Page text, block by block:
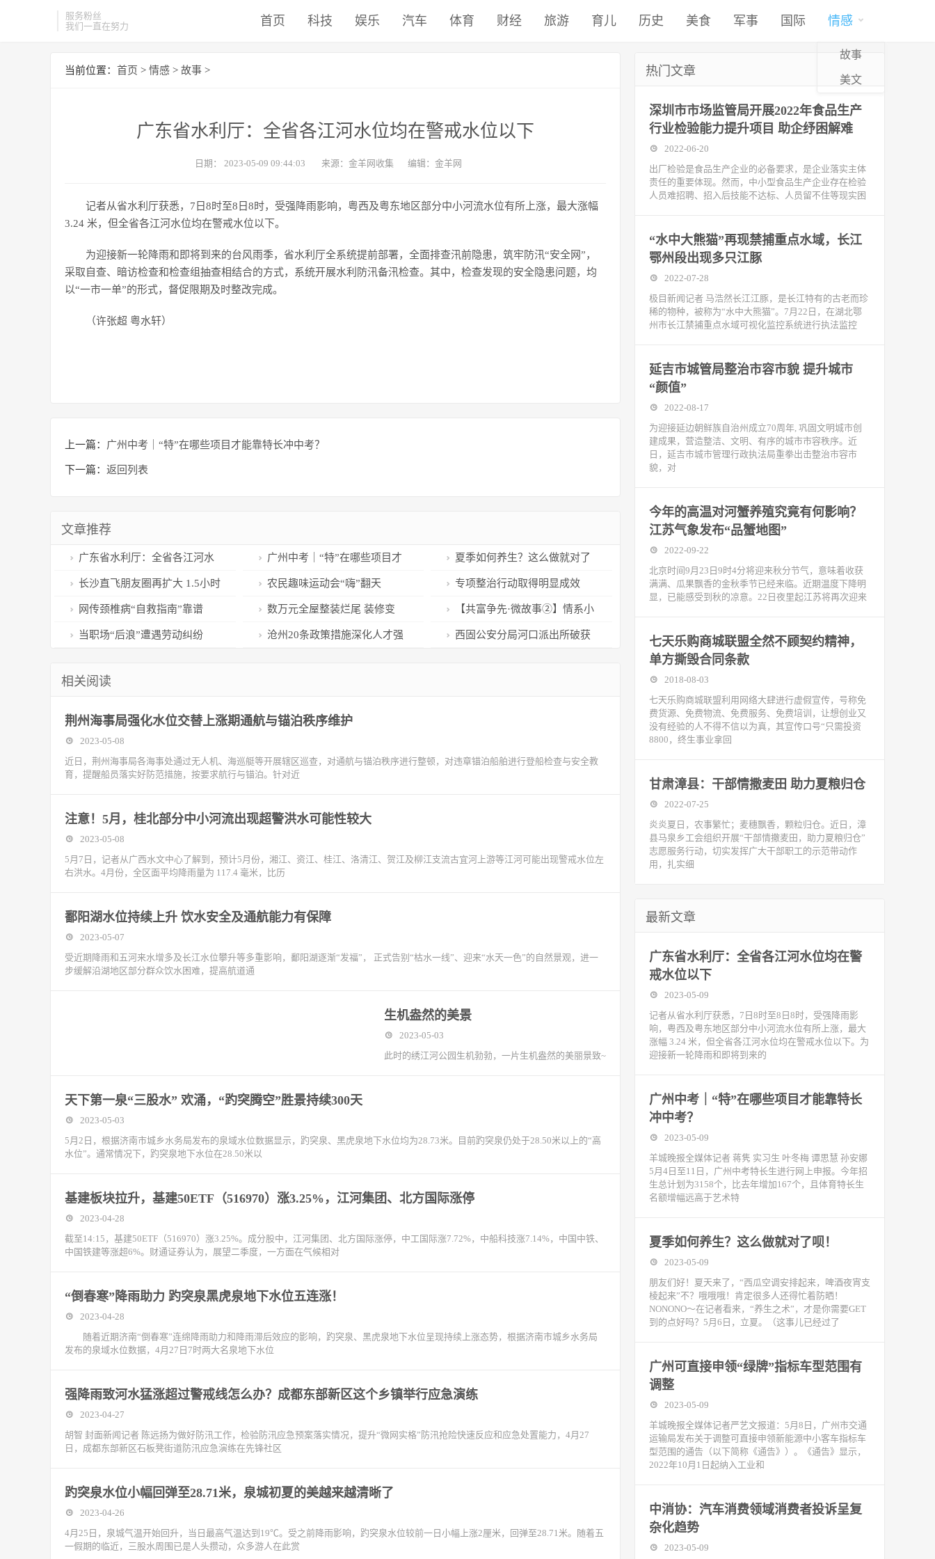
服务粉丝
我们一直在努力
首页 科技 娱乐 汽车 体育 财经 旅游 育儿 历史 美食 军事 国际 情感
故事
美文
当前位置： 首页 > 情感 > 故事 >
广东省水利厅：全省各江河水位均在警戒水位以下
日期： 2023-05-09 09:44:03 来源：金羊网收集 编辑：金羊网
记者从省水利厅获悉，7日8时至8日8时，受强降雨影响，粤西及粤东地区部分中小河流水位有所上涨，最大涨幅
3.24 米，但全省各江河水位均在警戒水位以下。
为迎接新一轮降雨和即将到来的台风雨季，省水利厅全系统提前部署，全面排查汛前隐患，筑牢防汛“安全网”，
采取自查、暗访检查和检查组抽查相结合的方式，系统开展水利防汛备汛检查。其中，检查发现的安全隐患问题，均
以“一市一单”的形式，督促限期及时整改完成。
（许张超 粤水轩）
上一篇： 广州中考｜“特”在哪些项目才能靠特长冲中考？
下一篇： 返回列表
文章推荐
广东省水利厅：全省各江河水
位均在警戒水位以下
广州中考｜“特”在哪些项目才
能靠特长冲中考？
夏季如何养生？这么做就对了
呗！
长沙直飞朋友圈再扩大 1.5小时
可至《变形金刚4》取景地
农民趣味运动会“嗨”翻天 专项整治行动取得明显成效
网传颈椎病“自救指南”靠谱
吗？专家解读来了
数万元全屋整装烂尾 装修变
“合作”，合同藏乾坤？
【共富争先·微故事②】情系小
龙虾，返乡当“头雁”
当职场“后浪”遭遇劳动纠纷 沧州20条政策措施深化人才强 西固公安分局河口派出所破获
相关阅读
荆州海事局强化水位交替上涨期通航与锚泊秩序维护
2023-05-08
近日，荆州海事局各海事处通过无人机、海巡艇等开展辖区巡查，对通航与锚泊秩序进行整顿，对违章锚泊船舶进行登船检查与安全教
育，提醒船员落实好防范措施，按要求航行与锚泊。针对近
注意！5月，桂北部分中小河流出现超警洪水可能性较大
2023-05-08
5月7日，记者从广西水文中心了解到，预计5月份，湘江、资江、桂江、洛清江、贺江及柳江支流古宜河上游等江河可能出现警戒水位左
右洪水。4月份，全区面平均降雨量为 117.4 毫米，比历
鄱阳湖水位持续上升 饮水安全及通航能力有保障
2023-05-07
受近期降雨和五河来水增多及长江水位攀升等多重影响，鄱阳湖逐渐“发福”， 正式告别“枯水一线”、迎来“水天一色”的自然景观，进一
步缓解沿湖地区部分群众饮水困难，提高航道通
生机盎然的美景
2023-05-03
此时的绣江河公园生机勃勃，一片生机盎然的美丽景致~
天下第一泉“三股水” 欢涌，“趵突腾空”胜景持续300天
2023-05-03
5月2日，根据济南市城乡水务局发布的泉域水位数据显示，趵突泉、黑虎泉地下水位均为28.73米。目前趵突泉仍处于28.50米以上的“高
水位”。通常情况下，趵突泉地下水位在28.50米以
基建板块拉升，基建50ETF（516970）涨3.25%，江河集团、北方国际涨停
2023-04-28
截至14:15，基建50ETF（516970）涨3.25%。成分股中，江河集团、北方国际涨停，中工国际涨7.72%，中船科技涨7.14%，中国中铁、
中国铁建等涨超6%。财通证券认为，展望二季度，一方面在气候相对
“倒春寒”降雨助力 趵突泉黑虎泉地下水位五连涨！
2023-04-28
随着近期济南“倒春寒”连绵降雨助力和降雨滞后效应的影响，趵突泉、黑虎泉地下水位呈现持续上涨态势，根据济南市城乡水务局
发布的泉域水位数据，4月27日7时两大名泉地下水位
强降雨致河水猛涨超过警戒线怎么办？成都东部新区这个乡镇举行应急演练
2023-04-27
胡智 封面新闻记者 陈远扬为做好防汛工作，检验防汛应急预案落实情况，提升“微网实格”防汛抢险快速反应和应急处置能力，4月27
日，成都东部新区石板凳街道防汛应急演练在先锋社区
趵突泉水位小幅回弹至28.71米，泉城初夏的美越来越清晰了
2023-04-26
4月25日，泉城气温开始回升，当日最高气温达到19℃。受之前降雨影响，趵突泉水位较前一日小幅上涨2厘米，回弹至28.71米。随着五
一假期的临近，三股水周围已是人头攒动，众多游人在此赏
热门文章
深圳市市场监管局开展2022年食品生产
行业检验能力提升项目 助企纾困解难
2022-06-20
出厂检验是食品生产企业的必备要求，是企业落实主体
责任的重要体现。然而，中小型食品生产企业存在检验
人员难招聘、招入后技能不达标、人员留不住等现实困
“水中大熊猫”再现禁捕重点水域，长江
鄂州段出现多只江豚
2022-07-28
极目新闻记者 马浩然长江江豚，是长江特有的古老而珍
稀的物种，被称为“水中大熊猫”。7月22日，在湖北鄂
州市长江禁捕重点水域可视化监控系统进行执法监控
延吉市城管局整治市容市貌 提升城市
“颜值”
2022-08-17
为迎接延边朝鲜族自治州成立70周年, 巩固文明城市创
建成果，营造整洁、文明、有序的城市市容秩序。近
日，延吉市城市管理行政执法局重拳出击整治市容市
貌，对
今年的高温对河蟹养殖究竟有何影响？
江苏气象发布“品蟹地图”
2022-09-22
北京时间9月23日9时4分将迎来秋分节气，意味着收获
满满、瓜果飘香的金秋季节已经来临。近期温度下降明
显，已能感受到秋的凉意。22日夜里起江苏将再次迎来
七天乐购商城联盟全然不顾契约精神，
单方撕毁合同条款
2018-08-03
七天乐购商城联盟利用网络大肆进行虚假宣传，号称免
费货源、免费物流、免费服务、免费培训，让想创业又
没有经验的人不得不信以为真，其宣传口号“只需投资
8800，终生事业拿回
甘肃漳县：干部情撒麦田 助力夏粮归仓
2022-07-25
炎炎夏日，农事繁忙；麦穗飘香，颗粒归仓。近日，漳
县马泉乡工会组织开展“干部情撒麦田，助力夏粮归仓”
志愿服务行动，切实发挥广大干部职工的示范带动作
用，扎实细
最新文章
广东省水利厅：全省各江河水位均在警
戒水位以下
2023-05-09
记者从省水利厅获悉，7日8时至8日8时，受强降雨影
响，粤西及粤东地区部分中小河流水位有所上涨，最大
涨幅 3.24 米，但全省各江河水位均在警戒水位以下。为
迎接新一轮降雨和即将到来的
广州中考｜“特”在哪些项目才能靠特长
冲中考？
2023-05-09
羊城晚报全媒体记者 蒋隽 实习生 叶冬梅 谭思慧 孙安娜
5月4日至11日，广州中考特长生进行网上申报。今年招
生总计划为3158个，比去年增加167个，且体育特长生
名额增幅远高于艺术特
夏季如何养生？这么做就对了呗！
2023-05-09
朋友们好！夏天来了，“西瓜空调安排起来，啤酒夜宵支
棱起来”不？哦哦哦！肯定很多人还得忙着防晒！
NONONO～在记者看来，“养生之术”，才是你需要GET
到的点好吗？5月6日，立夏。（这事儿已经过了
​广州可直接申领“绿牌”指标车型范围有
调整
2023-05-09
羊城晚报全媒体记者严艺文报道：5月8日，广州市交通
运输局发布关于调整可直接申领新能源中小客车指标车
型范围的通告（以下简称《通告》）。《通告》显示，
2022年10月1日起纳入工业和
中消协：汽车消费领域消费者投诉呈复
杂化趋势
2023-05-09